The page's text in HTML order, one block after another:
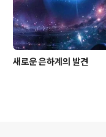
새로운 은하계의 발견